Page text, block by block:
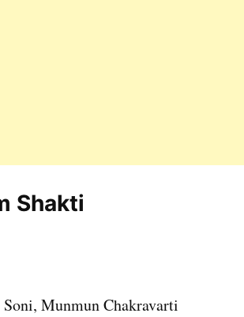
Shakti
Munmun Chakravarti